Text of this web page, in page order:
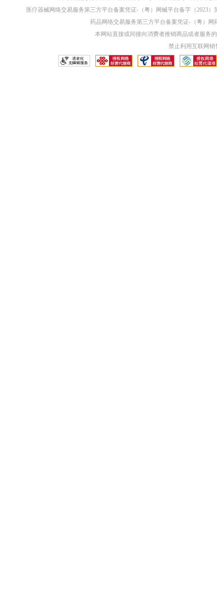
医疗器械网络交易服务第三方平台备案凭证-（粤）网械平台备字（2023）
药品网络交易服务第三方平台备案凭证-（粤）网
本网站直接或间接向消费者推销商品或者服务
禁止利用互联网销